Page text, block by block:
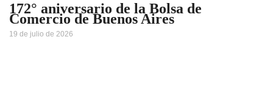
172° aniversario de la Bolsa de
Comercio de Buenos Aires
19 de julio de 2026